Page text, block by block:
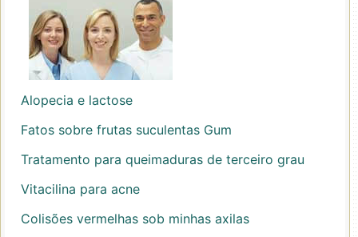
Alopecia e lactose
Fatos sobre frutas suculentas Gum
Tratamento para queimaduras de terceiro grau
Vitacilina para acne
Colisões vermelhas sob minhas axilas